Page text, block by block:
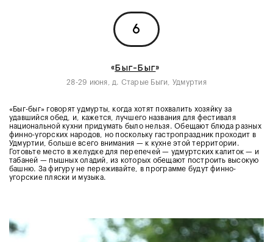
6
«Быг-Быг»
28-29 июня, д. Старые Быги, Удмуртия
«Быг-быг» говорят удмурты, когда хотят похвалить хозяйку за
удавшийся обед, и, кажется, лучшего названия для фестиваля
национальной кухни придумать было нельзя. Обещают блюда разных
финно-угорских народов, но поскольку гастропраздник проходит в
Удмуртии, больше всего внимания — к кухне этой территории.
Готовьте место в желудке для перепечей — удмуртских калиток — и
табаней — пышных оладий, из которых обещают построить высокую
башню. За фигуру не переживайте, в программе будут финно-
угорские пляски и музыка.